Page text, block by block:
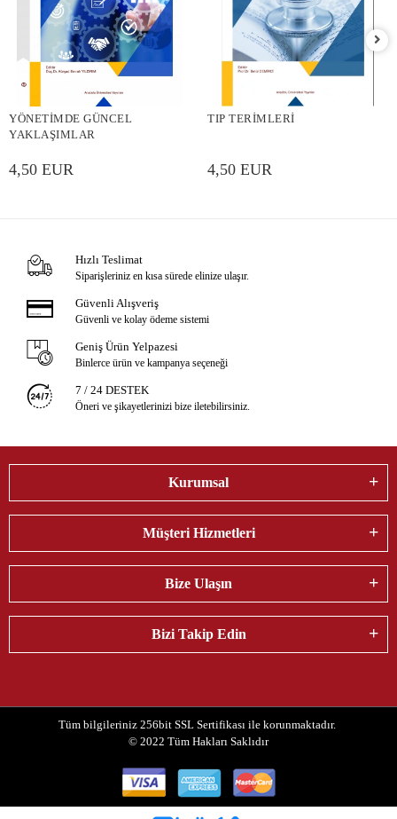
YÖNETİMDE GÜNCEL
YAKLAŞIMLAR
4,50 EUR
TIP TERİMLERİ
4,50 EUR
Hızlı Teslimat
Siparişleriniz en kısa sürede elinize ulaşır.
Güvenli Alışveriş
Güvenli ve kolay ödeme sistemi
Geniş Ürün Yelpazesi
Binlerce ürün ve kampanya seçeneği
7 / 24 DESTEK
Öneri ve şikayetlerinizi bize iletebilirsiniz.
Kurumsal
Müşteri Hizmetleri
Bize Ulaşın
Bizi Takip Edin
Tüm bilgileriniz 256bit SSL Sertifikası ile korunmaktadır.
© 2022 Tüm Hakları Saklıdır